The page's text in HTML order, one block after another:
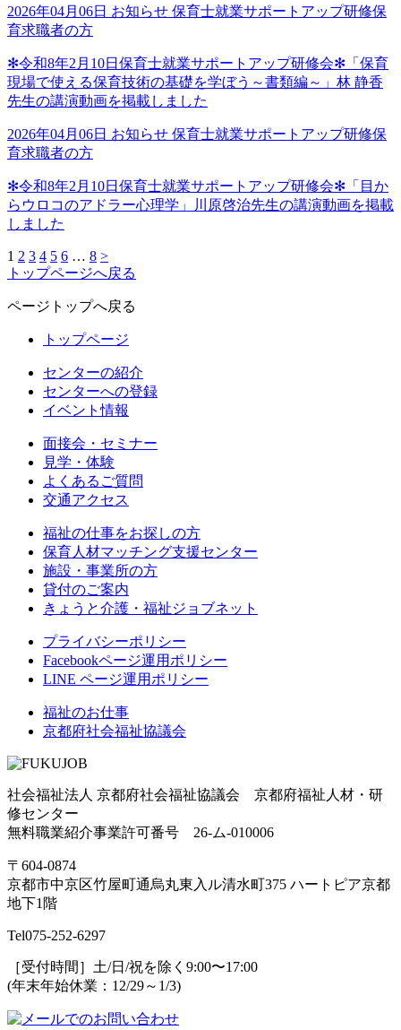
2026年04月06日 お知らせ 保育士就業サポートアップ研修保
育求職者の方
✻令和8年2月10日保育士就業サポートアップ研修会✻「保育
現場で使える保育技術の基礎を学ぼう～書類編～」林 静香
先生の講演動画を掲載しました
2026年04月06日 お知らせ 保育士就業サポートアップ研修保
育求職者の方
✻令和8年2月10日保育士就業サポートアップ研修会✻「目か
らウロコのアドラー心理学」川原啓治先生の講演動画を掲載
しました
1 2 3 4 5 6 … 8 >
トップページへ戻る
ページトップへ戻る
トップページ
センターの紹介
センターへの登録
イベント情報
面接会・セミナー
見学・体験
よくあるご質問
交通アクセス
福祉の仕事をお探しの方
保育人材マッチング支援センター
施設・事業所の方
貸付のご案内
きょうと介護・福祉ジョブネット
プライバシーポリシー
Facebookページ運用ポリシー
LINE ページ運用ポリシー
福祉のお仕事
京都府社会福祉協議会
社会福祉法人 京都府社会福祉協議会 京都府福祉人材・研
修センター
無料職業紹介事業許可番号 26-ム-010006
〒604-0874
京都市中京区竹屋町通烏丸東入ル清水町375 ハートピア京都
地下1階
Tel075-252-6297
［受付時間］土/日/祝を除く9:00〜17:00
(年末年始休業：12/29～1/3)